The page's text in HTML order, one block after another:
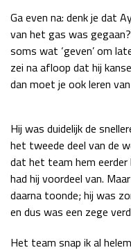
GP QATAR 2026
Ga even na: denk je dat
van het gas was
soms wat ‘geven’ om
zei na afloop dat hij
dan moet je ook leren
Hij was duidelijk de
het tweede deel van de
dat het team hem eerder
had hij voordeel van.
daarna toonde; hij was
en dus was een zege
Het team snap ik al